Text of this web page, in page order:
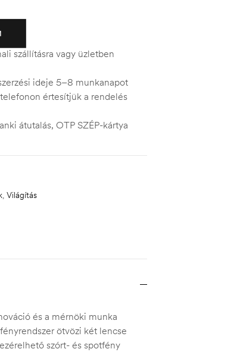
szállításra vagy üzletben
ideje 5–8 munkanapot
értesítjük a rendelés
átutalás, OTP SZÉP-kártya
, Világítás
és a mérnöki munka
ötvözi két lencse
szórt- és spotfény